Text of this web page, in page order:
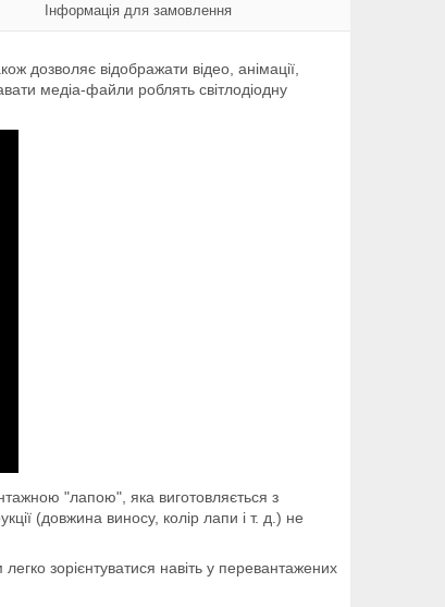
Інформація для замовлення
дозволяє відображати відео, анімації,
медіа-файли роблять світлодіодну
"лапою", яка виготовляється з
(довжина виносу, колір лапи і т. д.) не
зорієнтуватися навіть у перевантажених